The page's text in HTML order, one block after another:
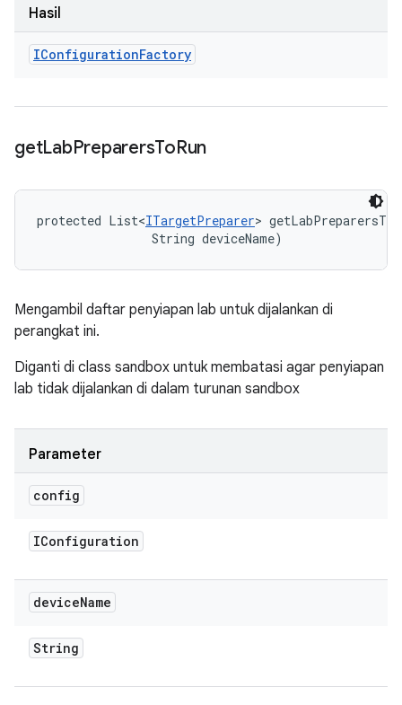
Hasil
IConfigurationFactory
getLabPreparersToRun
protected List<ITargetPreparer>
                String deviceName)
Mengambil daftar penyiapan lab untuk dijalankan di
perangkat ini.
Diganti di class sandbox untuk membatasi agar penyiapan
lab tidak dijalankan di dalam turunan sandbox
Parameter
config
IConfiguration
deviceName
String